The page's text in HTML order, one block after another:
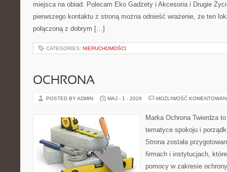
miejsca na obiad. Polecam Eko Gadżety i Akcesoria i Drugie
pierwszego kontaktu z stroną można odnieść wrażenie, że ten
połączoną z dobrym […]
CATEGORIES: NIERUCHOMOŚCI
OCHRONA
POSTED BY ADMIN MAJ - 1 - 2026 MOŻLIWOŚĆ
Marka Ochrona Twierdza
tematyce spokoju i
Strona została
firmach i instytucjach,
pomocy w zakresie